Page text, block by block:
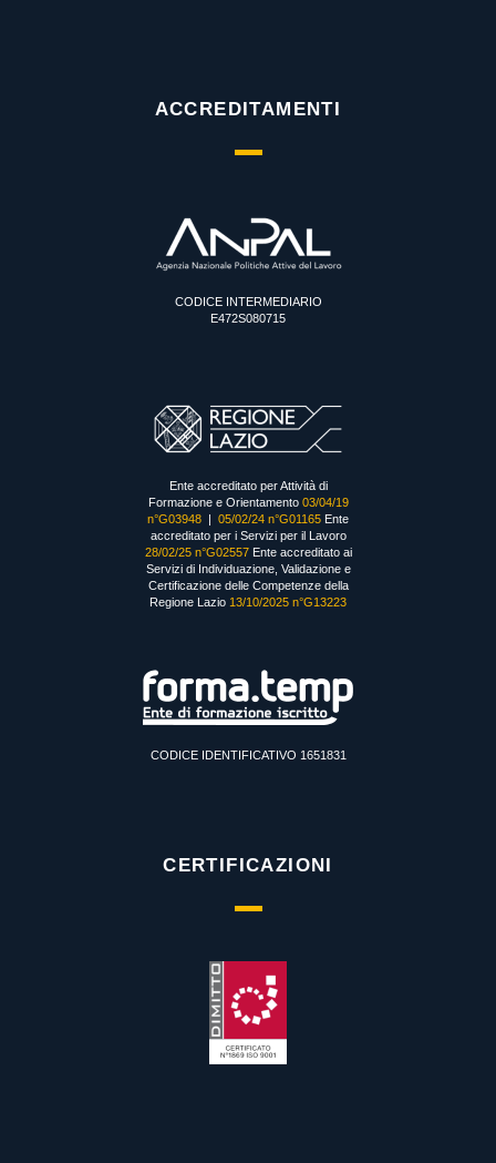
ACCREDITAMENTI
CODICE INTERMEDIARIO
E472S080715
Ente accreditato per Attività di
Formazione e Orientamento 03/04/19
n°G03948 | 05/02/24 n°G01165 Ente
accreditato per i Servizi per il Lavoro
28/02/25 n°G02557Ente accreditato ai
Servizi di Individuazione, Validazione e
Certificazione delle Competenze della
Regione Lazio 13/10/2025 n°G13223
CODICE IDENTIFICATIVO 1651831
CERTIFICAZIONI